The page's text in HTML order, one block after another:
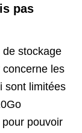
pas
de stockage
les
sont limitées
pour pouvoir